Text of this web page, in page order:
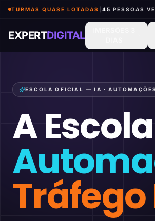
TURMAS QUASE LOTADAS 46 PESSOAS
EXPERTDIGITAL
ESCOLA OFICIAL — IA ·
A
Tráfego